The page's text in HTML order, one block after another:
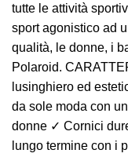
tutte le attività
sport agonistico ad
qualità, le donne, i
Polaroid.
lusinghiero ed
da sole moda con
donne ✓ Cornici
lungo termine con i